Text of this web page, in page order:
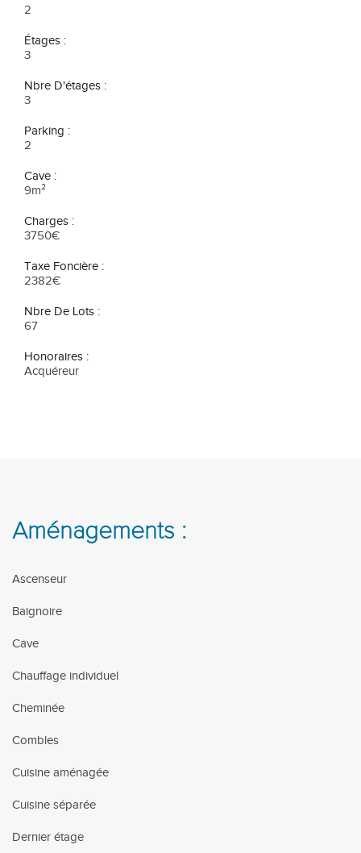
2
Étages :
3
Nbre D'étages :
3
Parking :
2
Cave :
9m²
Charges :
3750€
Taxe Foncière :
2382€
Nbre De Lots :
67
Honoraires :
Acquéreur
Aménagements :
Ascenseur
Baignoire
Cave
Chauffage individuel
Cheminée
Combles
Cuisine aménagée
Cuisine séparée
Dernier étage